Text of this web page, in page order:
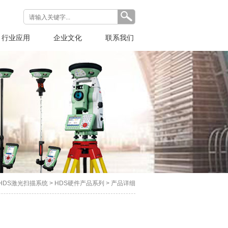
行业应用 企业文化 联系我们
激光扫描系统 > HDS硬件产品系列 > 产品详细